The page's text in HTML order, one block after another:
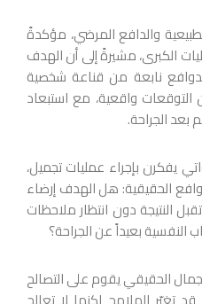
والدافع المرضي، مؤكدةً
الكبرى، مشيرةً إلى أن الهدف
نابعة من قناعة شخصية
واقعية، مع استبعاد
الجراحة.
يفكرن بإجراء عمليات تجميل،
الحقيقية: هل الهدف إرضاء
النتيجة دون انتظار ملاحظات
بعيداً عن الجراحة؟
الحقيقي يقوم على التصالح